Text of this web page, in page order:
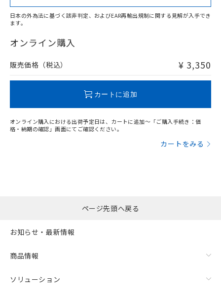
在庫等で未対応品が混在する可能性があります。
問い合わせください。
日本の外為法に基づく該非判定、およびEAR再輸出規制に関する見解が入手でき
ます。
オンライン購入
販売価格（税込） ¥ 3,350
カートに追加
オンライン購入における出荷予定日は、カートに追加～「ご購入手続き：価
格・納期の確認」画面にてご確認ください。
カートをみる
ページ先頭へ戻る
お知らせ・最新情報
商品情報
ソリューション